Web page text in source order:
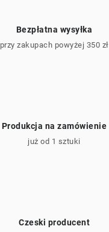
Bezpłatna wysyłka
przy zakupach powyżej 350 zł
Produkcja na zamówienie
już od 1 sztuki
Czeski producent